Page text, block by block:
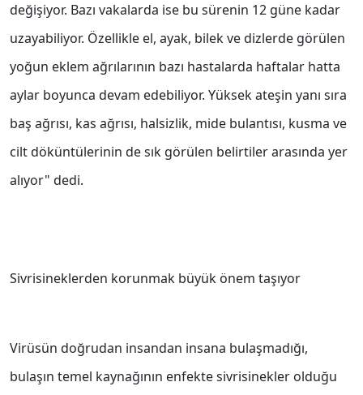
değişiyor. Bazı vakalarda ise bu sürenin 12 güne kadar
uzayabiliyor. Özellikle el, ayak, bilek ve dizlerde görülen
yoğun eklem ağrılarının bazı hastalarda haftalar hatta
aylar boyunca devam edebiliyor. Yüksek ateşin yanı sıra
baş ağrısı, kas ağrısı, halsizlik, mide bulantısı, kusma ve
cilt döküntülerinin de sık görülen belirtiler arasında yer
alıyor" dedi.
Sivrisineklerden korunmak büyük önem taşıyor
Virüsün doğrudan insandan insana bulaşmadığı,
bulaşın temel kaynağının enfekte sivrisinekler olduğu